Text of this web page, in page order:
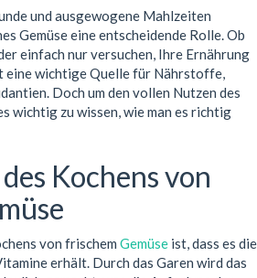
und ausgewogene Mahlzeiten
Gemüse eine entscheidende Rolle. Ob
einfach nur versuchen, Ihre Ernährung
eine wichtige Quelle für Nährstoffe,
Doch um den vollen Nutzen des
wichtig zu wissen, wie man es richtig
Kochens von
von frischem Gemüse ist, dass es die
erhält. Durch das Garen wird das